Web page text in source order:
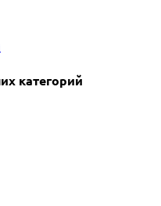
категорий